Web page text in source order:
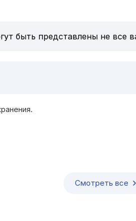
быть представлены не все
Смотреть все